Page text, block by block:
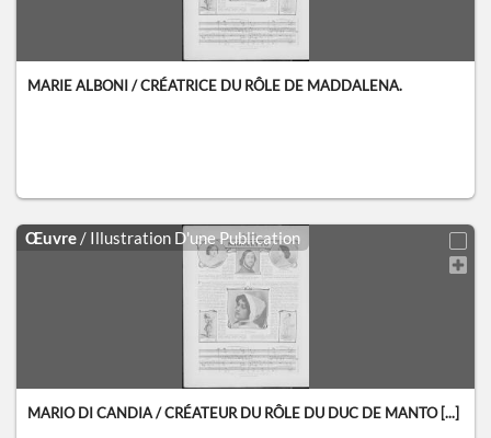
MARIE ALBONI / CRÉATRICE DU RÔLE DE MADDALENA.
Œuvre / Illustration D'une Publication
MARIO DI CANDIA / CRÉATEUR DU RÔLE DU DUC DE MANTO [...]